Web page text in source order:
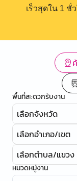
เร็วสุดใน 1
พื้นที่สะดวกรับงาน
เลือกจังหวัด
เลือกอำเภอ/เขต
เลือกตำบล/แขวง
หมวดหมู่งาน